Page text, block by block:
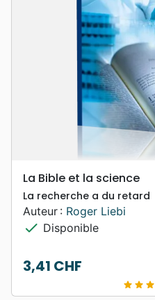
La Bible et la science
La recherche a du retard
Auteur : Roger Liebi
check Disponible
Prix
3,41 CHF
star star star